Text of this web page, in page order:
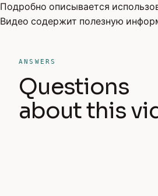
Подробно описывается
Видео содержит полезную
ANSWERS
Questions
about this